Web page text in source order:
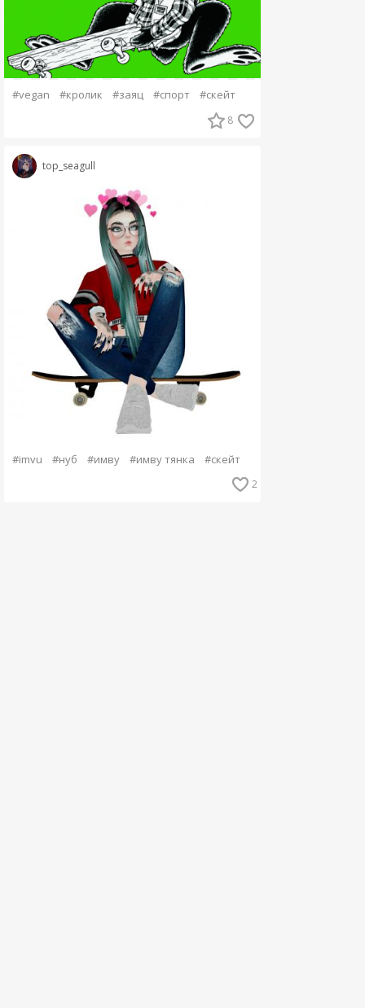
#vegan #кролик #заяц #спорт #скейт
8
top_seagull
#imvu #нуб #имву #имву тянка #скейт
2